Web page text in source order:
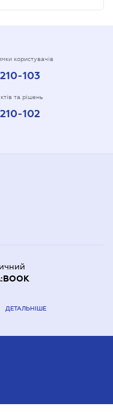
користувачів
103
та рішень
102
ДЕТАЛЬНІШЕ